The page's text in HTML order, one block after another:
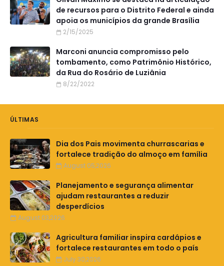
de recursos para o Distrito Federal e ainda
apoia os municípios da grande Brasília
2/15/2025
Marconi anuncia compromisso pelo
tombamento, como Patrimônio Histórico,
da Rua do Rosário de Luziânia
8/22/2022
ÚLTIMAS
Dia dos Pais movimenta churrascarias e
fortalece tradição do almoço em família
August 05,2026
Planejamento e segurança alimentar
ajudam restaurantes a reduzir
desperdícios
August 03,2026
Agricultura familiar inspira cardápios e
fortalece restaurantes em todo o país
July 30,2026